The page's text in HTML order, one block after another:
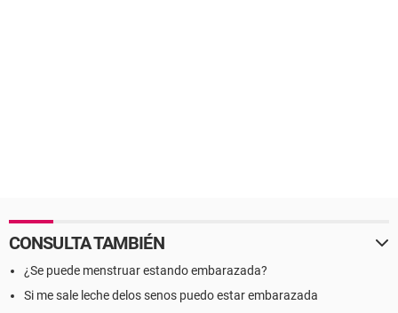
CONSULTA TAMBIÉN
¿Se puede menstruar estando embarazada?
Si me sale leche delos senos puedo estar embarazada